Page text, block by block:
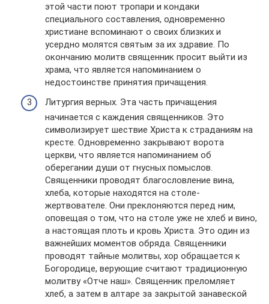
этой части поют тропари и кондаки
специального составления, одновременно
христиане вспоминают о своих близких и
усердно молятся святым за их здравие. По
окончанию молитв священник просит выйти из
храма, что является напоминанием о
недостоинстве принятия причащения.
Литургия верных. Эта часть причащения
начинается с каждения священников. Это
символизирует шествие Христа к страданиям на
кресте. Одновременно закрывают ворота
церкви, что является напоминанием об
оберегании души от гнусных помыслов.
Священники проводят благословление вина,
хлеба, которые находятся на столе-
жертвователе. Они преклоняются перед ним,
оповещая о том, что на столе уже не хлеб и вино,
а настоящая плоть и кровь Христа. Это один из
важнейших моментов обряда. Священники
проводят тайные молитвы, хор обращается к
Богородице, верующие считают традиционную
молитву «Отче наш». Священник преломляет
хлеб, а затем в алтаре за закрытой занавеской